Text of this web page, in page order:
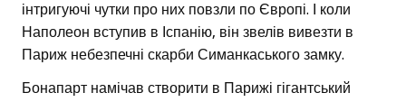
інтригуючі чутки про них повзли по Європі. І коли
Наполеон вступив в Іспанію, він звелів вивезти в
Париж небезпечні скарби Симанкаського замку.
Бонапарт намічав створити в Парижі гігантський